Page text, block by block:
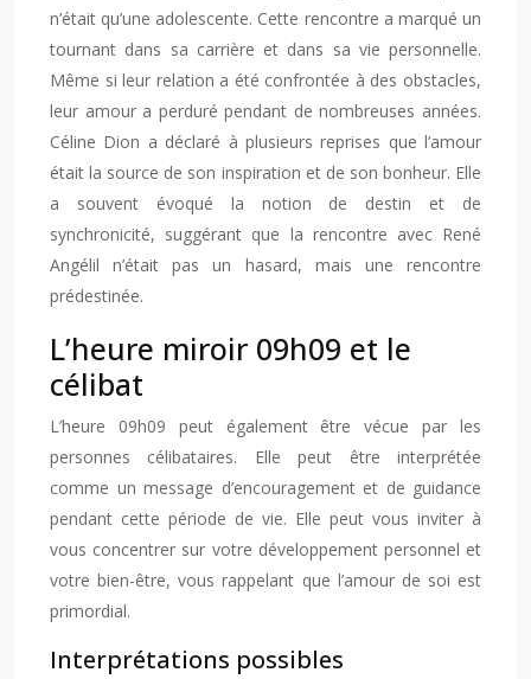
n’était qu’une adolescente. Cette rencontre a marqué un
tournant dans sa carrière et dans sa vie personnelle.
Même si leur relation a été confrontée à des obstacles,
leur amour a perduré pendant de nombreuses années.
Céline Dion a déclaré à plusieurs reprises que l’amour
était la source de son inspiration et de son bonheur. Elle
a souvent évoqué la notion de destin et de
synchronicité, suggérant que la rencontre avec René
Angélil n’était pas un hasard, mais une rencontre
prédestinée.
L’heure miroir 09h09 et le
célibat
L’heure 09h09 peut également être vécue par les
personnes célibataires. Elle peut être interprétée
comme un message d’encouragement et de guidance
pendant cette période de vie. Elle peut vous inviter à
vous concentrer sur votre développement personnel et
votre bien-être, vous rappelant que l’amour de soi est
primordial.
Interprétations possibles